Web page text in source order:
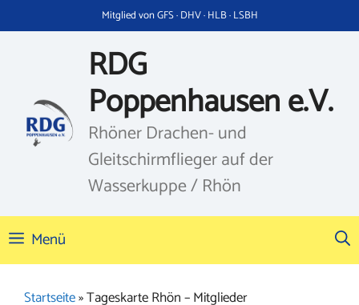
Inhalt
Mitglied von GFS · DHV · HLB · LSBH
RDG
Poppenhausen e.V.
Rhöner Drachen- und
Gleitschirmflieger auf der
Wasserkuppe / Rhön
Menü
Startseite»Tageskarte Rhön – Mitglieder